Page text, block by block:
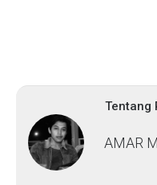
Tentang
AMAR